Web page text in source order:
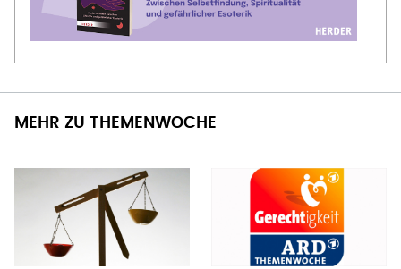
MEHR ZU THEMENWOCHE